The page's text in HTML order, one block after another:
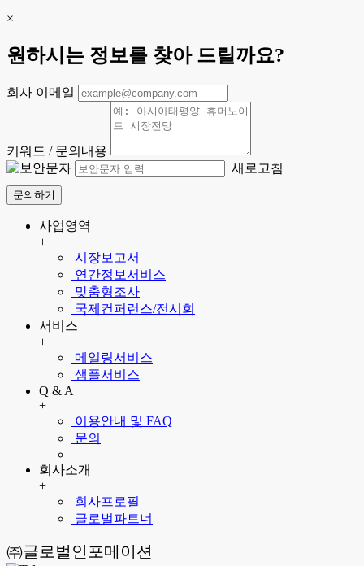
×
원하시는 정보를 찾아 드릴까요?
회사 이메일
키워드 / 문의내용
새로고침
문의하기
사업영역
+
시장보고서
연간정보서비스
맞춤형조사
국제컨퍼런스/전시회
서비스
+
메일링서비스
샘플서비스
Q & A
+
이용안내 및 FAQ
문의
회사소개
+
회사프로필
글로벌파트너
㈜글로벌인포메이션